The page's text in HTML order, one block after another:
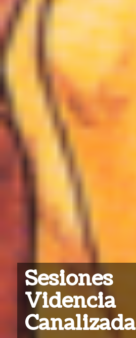
Sesiones
Videncia
Canalizada